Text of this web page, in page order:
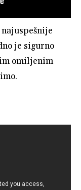
je sigurno
omiljenim